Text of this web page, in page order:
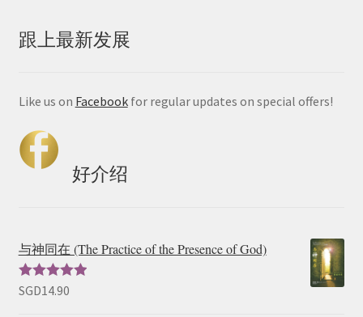
跟上最新发展
Like us on Facebookfor regular updates on special offers!
好介绍
与神同在 (The Practice of the Presence of God)
评分 5.00
SGD14.90